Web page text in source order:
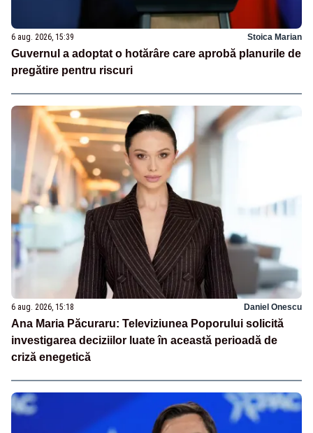
6 aug. 2026, 15:39 Stoica Marian
Guvernul a adoptat o hotărâre care aprobă planurile de
pregătire pentru riscuri
6 aug. 2026, 15:18 Daniel Onescu
Ana Maria Păcuraru: Televiziunea Poporului solicită
investigarea deciziilor luate în această perioadă de
criză enegetică